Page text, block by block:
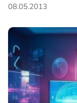
08.05.2013